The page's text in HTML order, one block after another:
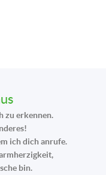
zu erkennen.
ich dich anrufe.
bin.